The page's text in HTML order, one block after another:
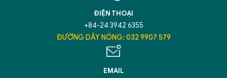
ĐIỆN THOẠI
+84-24 3942 6355
ĐƯỜNG DÂY NÓNG: 032 9907 579
EMAIL